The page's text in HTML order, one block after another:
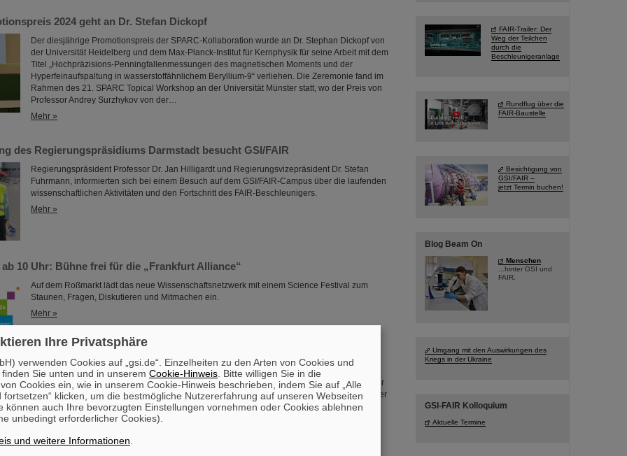
2024 geht an Dr. Stefan Dickopf
Der diesjährige Promotionspreis der SPARC-Kollaboration wurde an Dr. Stephan Dickopf von
der Universität Heidelberg und dem Max-Planck-Institut für Kernphysik für seine Arbeit mit dem
Titel „Hochpräzisions-Penningfallenmessungen des magnetischen Moments und der
Hyperfeinaufspaltung in wasserstoffähnlichem Beryllium-9“ verliehen. Die Zeremonie fand im
Rahmen des 21. SPARC Topical Workshop an der Universität Münster statt, wo der Preis von
Professor Andrey Surzhykov von der…
Mehr »
des Regierungspräsidiums Darmstadt besucht GSI/FAIR
Regierungspräsident Professor Dr. Jan Hilligardt und Regierungsvizepräsident Dr. Stefan
Fuhrmann, informierten sich bei einem Besuch auf dem GSI/FAIR-Campus über die laufenden
wissenschaftlichen Aktivitäten und den Fortschritt des FAIR-Beschleunigers.
Mehr »
ab 10 Uhr: Bühne frei für die „Frankfurt Alliance“
Auf dem Roßmarkt lädt das neue Wissenschaftsnetzwerk mit einem Science Festival zum
Staunen, Fragen, Diskutieren und Mitmachen ein.
Mehr »
Rhein-Main“: Auftaktveranstaltung und Besichtigung bei GSI/FAIR
Die Auftaktveranstaltung zu den „Tagen der Industriekultur Rhein-Main“ wurde in diesem Jahr
beim GSI/FAIR in Darmstadt abgehalten. Außerdem hatten Interessierte Gelegenheit, bei einer
öffentlichen Besichtigung im Rahmen der Veranstaltungstage das GSI Helmholtzzentrum für
Schwerionenforschung und das künftige internationale Beschleunigerzentrum FAIR, das
der Industriekultur“ jährlich von der KulturRegion…
FAIR-Trailer: Der
Weg der Teilchen
durch die
Beschleunigeranlage
Rundflug über die
FAIR-Baustelle
Besichtigung von
GSI/FAIR –
jetzt Termin buchen!
Blog Beam On
Menschen
...hinter GSI und
FAIR.
Umgang mit den Auswirkungen des
Kriegs in der Ukraine
GSI-FAIR Kolloquium
Aktuelle Termine
Ihre Privatsphäre
verwenden Cookies auf „gsi.de“. Einzelheiten zu den Arten von Cookies und
Sie unten und in unserem Cookie-Hinweis . Bitte willigen Sie in die
Cookies ein, wie in unserem Cookie-Hinweis beschrieben, indem Sie auf „Alle
fortsetzen“ klicken, um die bestmögliche Nutzererfahrung auf unseren Webseiten
können auch Ihre bevorzugten Einstellungen vornehmen oder Cookies ablehnen
unbedingt erforderlicher Cookies).
und weitere Informationen